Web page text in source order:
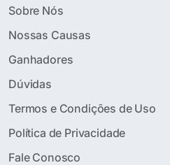
Sobre Nós
Nossas Causas
Ganhadores
Dúvidas
Termos e Condições de Uso
Política de Privacidade
Fale Conosco